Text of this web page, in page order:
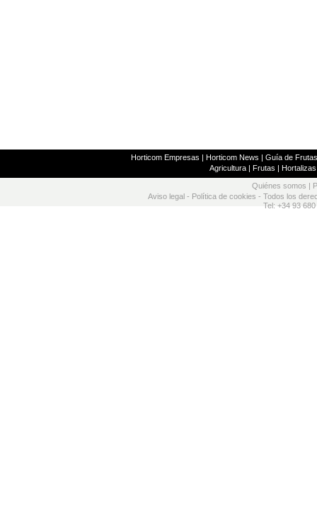
Horticom Empresas | Horticom News | Guía de
Agricultura| Frutas | Hortalizas
Quiénes somos
Aviso legal - Política de cookies - Todos los
Tel: +34 93